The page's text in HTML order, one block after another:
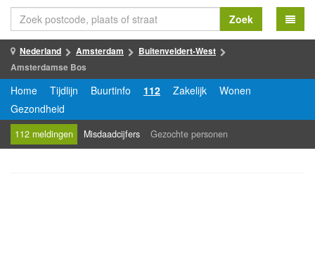
Zoek
Nederland Amsterdam
Buitenveldert-West
Amsterdamse Bos
Home Tijdlijn Buurtinfo 112 Zakelijk
Wonen
Gezondheid
112 meldingen Misdaadcijfers Gezochte personen